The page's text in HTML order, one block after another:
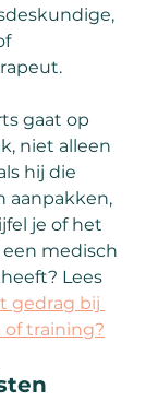
gaat op
niet alleen
hij die
aanpakken,
je of het
medisch
Lees
gedrag bij
training?